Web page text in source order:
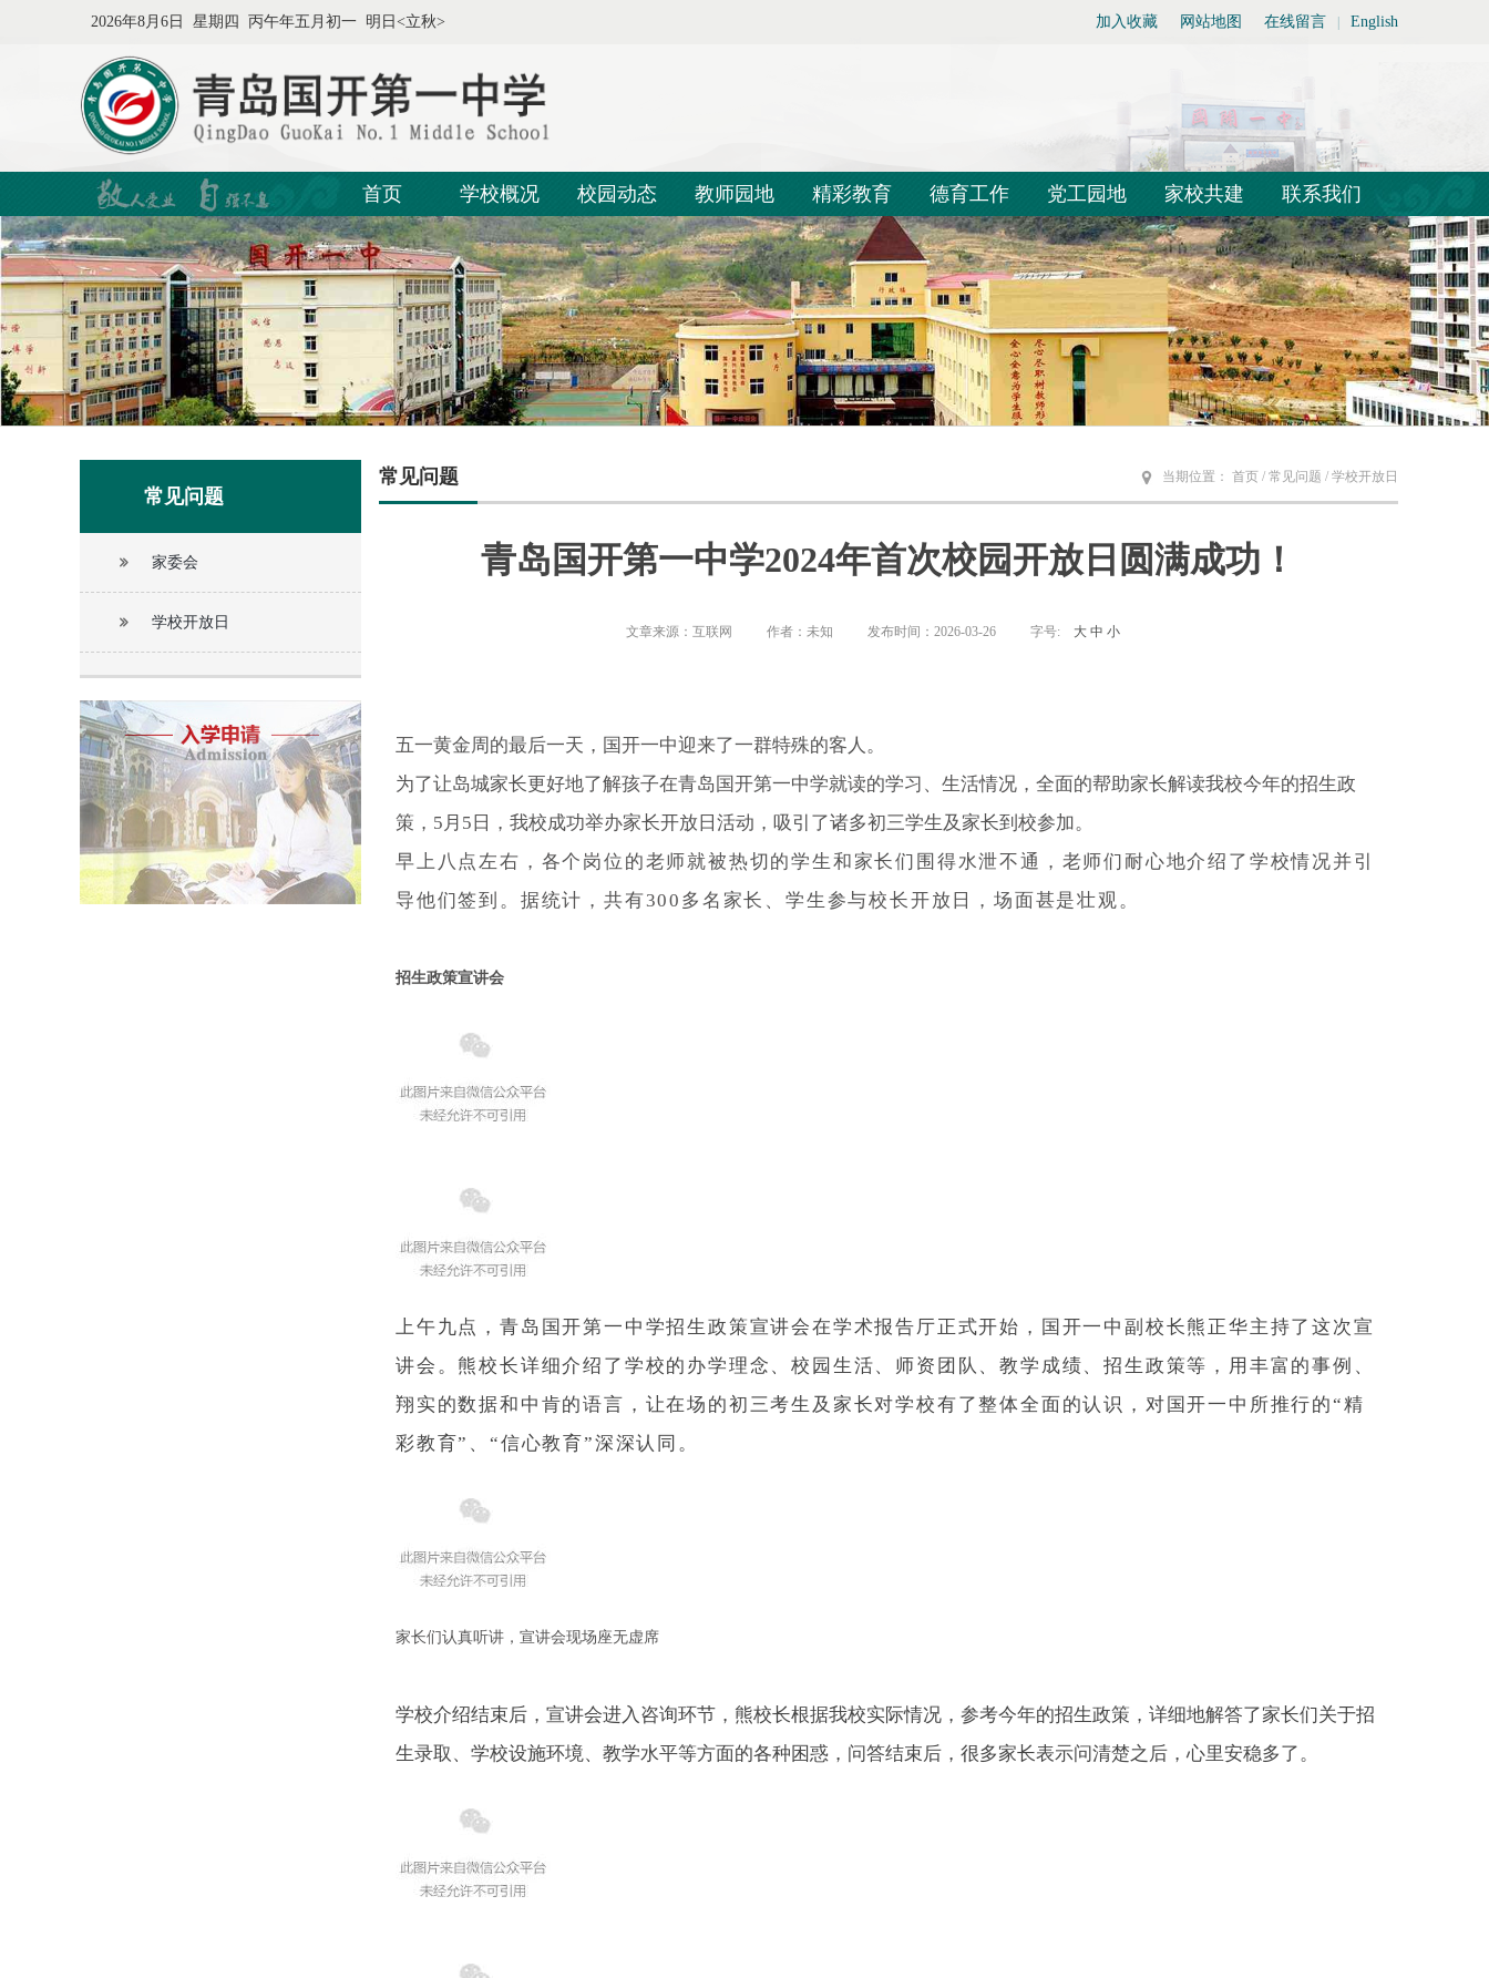
2026年8月6日 星期四 丙午年五月初一 明日<立秋> 加入收藏 网站地图 在线留言 English
首页 学校概况 校园动态 教师园地 精彩教育 德育工作 党工园地 家校共建 联系我们
常见问题
家委会
学校开放日
当期位置： 首页 / 常见问题 / 学校开放日
常见问题
青岛国开第一中学2024年首次校园开放日圆满成功！
文章来源：互联网 作者：未知 发布时间：2026-03-26 字号: 大 中 小
五一黄金周的最后一天，国开一中迎来了一群特殊的客人。
为了让岛城家长更好地了解孩子在青岛国开第一中学就读的学习、生活情况，全面的帮助家长解读我校今年的招生政
策，5月5日，我校成功举办家长开放日活动，吸引了诸多初三学生及家长到校参加。
早上八点左右，各个岗位的老师就被热切的学生和家长们围得水泄不通，老师们耐心地介绍了学校情况并引
导他们签到。 据统计，共有300多名家长、学生参与校长开放日，场面甚是壮观。
招生政策宣讲会
上午九点，青岛国开第一中学招生政策宣讲会在学术报告厅正式开始，国开一中副校长熊正华主持了这次宣
讲会。熊校长详细介绍了学校的办学理念、校园生活、师资团队、教学成绩、招生政策等，用丰富的事例、
翔实的数据和中肯的语言，让在场的初三考生及家长对学校有了整体全面的认识，对国开一中所推行的“精
彩教育”、“信心教育”深深认同。
家长们认真听讲，宣讲会现场座无虚席
学校介绍结束后，宣讲会进入咨询环节，熊校长根据我校实际情况，参考今年的招生政策，详细地解答了家长们关于招
生录取、学校设施环境、教学水平等方面的各种困惑，问答结束后，很多家长表示问清楚之后，心里安稳多了。